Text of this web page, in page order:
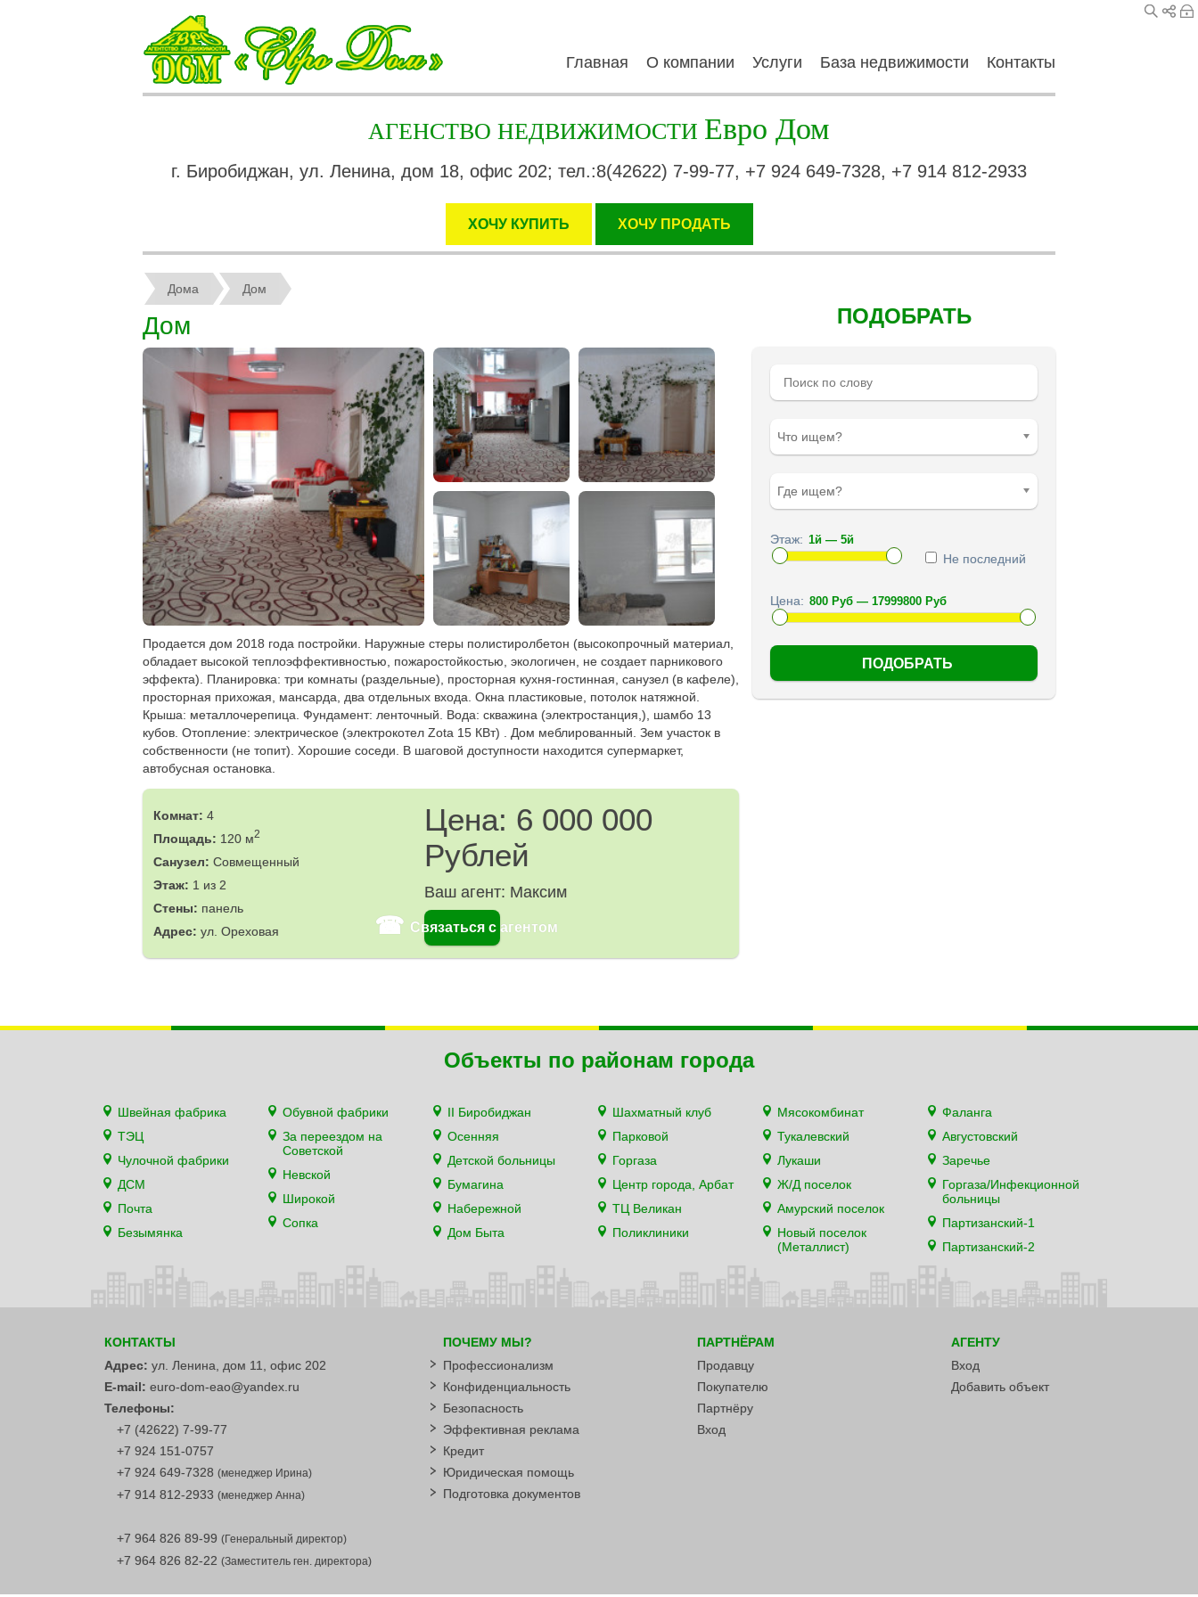
Главная О компании Услуги База недвижимости Контакты
АГЕНСТВО НЕДВИЖИМОСТИ Евро Дом
г. Биробиджан, ул. Ленина, дом 18, офис 202; тел.:8(42622) 7-99-77, +7 924 649-7328, +7 914 812-2933
ХОЧУ КУПИТЬ XОЧУ ПРОДАТЬ
Дома Дом
Дом
Продается дом 2018 года постройки. Наружные стеры полистиролбетон (высокопрочный материал,
обладает высокой теплоэффективностью, пожаростойкостью, экологичен, не создает парникового
эффекта). Планировка: три комнаты (раздельные), просторная кухня-гостинная, санузел (в кафеле),
просторная прихожая, мансарда, два отдельных входа. Окна пластиковые, потолок натяжной.
Крыша: металлочерепица. Фундамент: ленточный. Вода: скважина (электростанция,), шамбо 13
кубов. Отопление: электрическое (электрокотел Zota 15 КВт) . Дом меблированный. Зем участок в
собственности (не топит). Хорошие соседи. В шаговой доступности находится супермаркет,
автобусная остановка.
Комнат: 4
Площадь: 120 м2
Санузел: Совмещенный
Этаж: 1 из 2
Стены: панель
Адрес: ул. Ореховая
Цена: 6 000 000
Рублей
Ваш агент: Максим
☎ Связаться с агентом
ПОДОБРАТЬ
Что ищем?
Где ищем?
Этаж:
Не последний
Цена:
Объекты по районам города
Швейная фабрика
ТЭЦ
Чулочной фабрики
ДСМ
Почта
Безымянка
Обувной фабрики
За переездом на
Советской
Невской
Широкой
Сопка
II Биробиджан
Осенняя
Детской больницы
Бумагина
Набережной
Дом Быта
Шахматный клуб
Парковой
Горгаза
Центр города, Арбат
ТЦ Великан
Поликлиники
Мясокомбинат
Тукалевский
Лукаши
Ж/Д поселок
Амурский поселок
Новый поселок
(Металлист)
Фаланга
Августовский
Заречье
Горгаза/Инфекционной
больницы
Партизанский-1
Партизанский-2
КОНТАКТЫ
Адрес: ул. Ленина, дом 11, офис 202
E-mail: euro-dom-eao@yandex.ru
Телефоны:
+7 (42622) 7-99-77
+7 924 151-0757
+7 924 649-7328 (менеджер Ирина)
+7 914 812-2933 (менеджер Анна)
+7 964 826 89-99 (Генеральный директор)
+7 964 826 82-22 (Заместитель ген. директора)
ПОЧЕМУ МЫ?
Профессионализм
Конфиденциальность
Безопасность
Эффективная реклама
Кредит
Юридическая помощь
Подготовка документов
ПАРТНЁРАМ
Продавцу
Покупателю
Партнёру
Вход
АГЕНТУ
Вход
Добавить объект